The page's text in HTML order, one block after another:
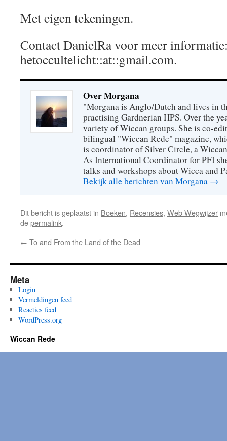
Met eigen tekeningen.
Contact DanielRa voor meer
hetoccultelicht::at::gmail.com.
Over Morgana
"Morgana is Anglo/Dutch and lives in
practising Gardnerian HPS. Over the
variety of Wiccan groups. She is co-
bilingual "Wiccan Rede" magazine,
is coordinator of Silver Circle, a
As International Coordinator for PFI
talks and workshops about Wicca and
Bekijk alle berichten van Morgana →
Dit bericht is geplaatst in Boeken, Recensies, Web Wegwijzer
depermalink.
← To and From the Land of the Dead
Meta
Login
Vermeldingen feed
Reacties feed
WordPress.org
Wiccan Rede